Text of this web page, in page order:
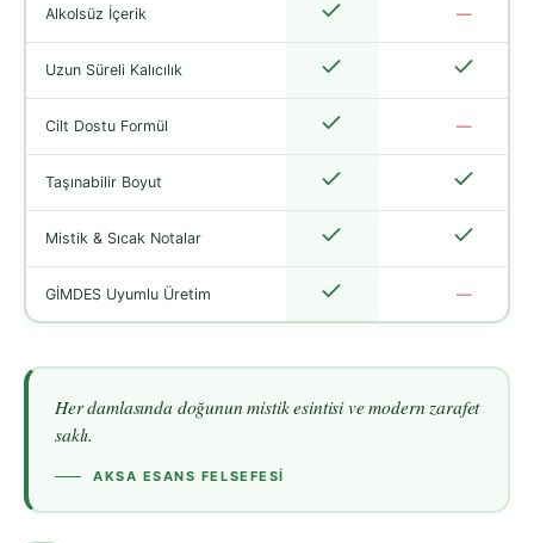
Alkolsüz İçerik —
Uzun Süreli Kalıcılık
Cilt Dostu Formül —
Taşınabilir Boyut
Mistik & Sıcak Notalar
GİMDES Uyumlu Üretim —
Her damlasında doğunun mistik esintisi ve modern zarafet
saklı.
AKSA ESANS FELSEFESI